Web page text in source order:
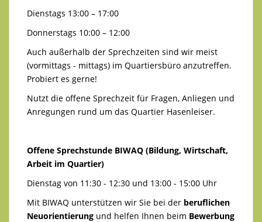
Dienstags 13:00 – 17:00
Donnerstags 10:00 – 12:00
Auch außerhalb der Sprechzeiten sind wir meist
(vormittags - mittags) im Quartiersbüro anzutreffen.
Probiert es gerne!
Nutzt die offene Sprechzeit für Fragen, Anliegen und
Anregungen rund um das Quartier Hasenleiser.
Offene Sprechstunde BIWAQ (Bildung, Wirtschaft,
Arbeit im Quartier)
Dienstag von 11:30 - 12:30 und 13:00 - 15:00 Uhr
Mit BIWAQ unterstützen wir Sie bei der beruflichen
Neuorientierung und helfen Ihnen beim Bewerbung